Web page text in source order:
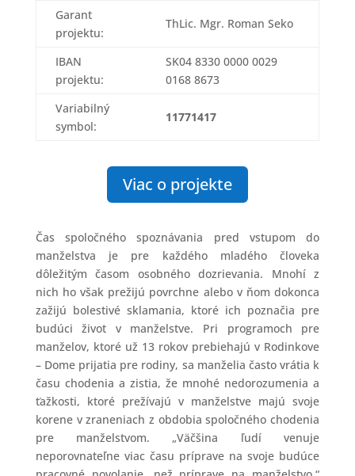
Garant
projektu:
ThLic. Mgr. Roman Seko
IBAN
projektu:
SK04 8330 0000 0029
0168 8673
Variabilný
symbol:
11771417
Viac o projekte
Čas spoločného spoznávania pred vstupom do
manželstva je pre každého mladého človeka
dôležitým časom osobného dozrievania. Mnohí z
nich ho však prežijú povrchne alebo v ňom dokonca
zažijú bolestivé sklamania, ktoré ich poznačia pre
budúci život v manželstve. Pri programoch pre
manželov, ktoré už 13 rokov prebiehajú v Rodinkove
– Dome prijatia pre rodiny, sa manželia často vrátia k
času chodenia a zistia, že mnohé nedorozumenia a
ťažkosti, ktoré prežívajú v manželstve majú svoje
korene v zraneniach z obdobia spoločného chodenia
pre manželstvom. „Väčšina ľudí venuje
neporovnateľne viac času príprave na svoje budúce